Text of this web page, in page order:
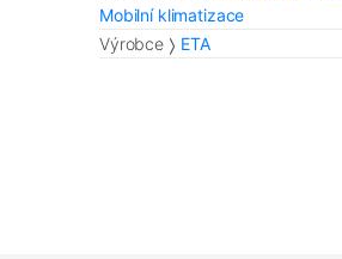
Mobilní klimatizace
Výrobce
ETA